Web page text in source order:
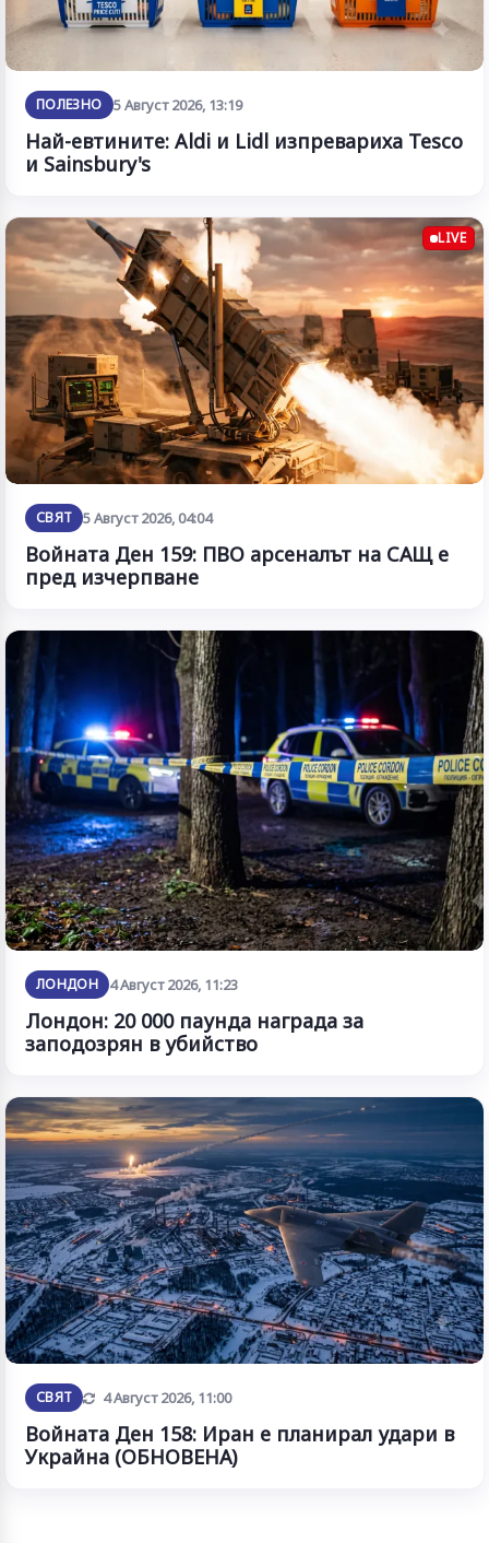
ПОЛЕЗНО 5 Август 2026, 13:19
Най-евтините: Aldi и Lidl изпревариха Tesco
и Sainsbury's
LIVE
СВЯТ 5 Август 2026, 04:04
Войната Ден 159: ПВО арсеналът на САЩ е
пред изчерпване
ЛОНДОН 4 Август 2026, 11:23
Лондон: 20 000 паунда награда за
заподозрян в убийство
СВЯТ Обновена
4 Август 2026, 11:00
Войната Ден 158: Иран е планирал удари в
Украйна (ОБНОВЕНА)